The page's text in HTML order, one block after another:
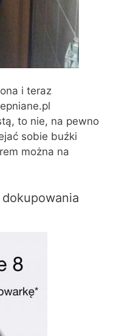
i teraz
to nie, na pewno
sobie buźki
można na